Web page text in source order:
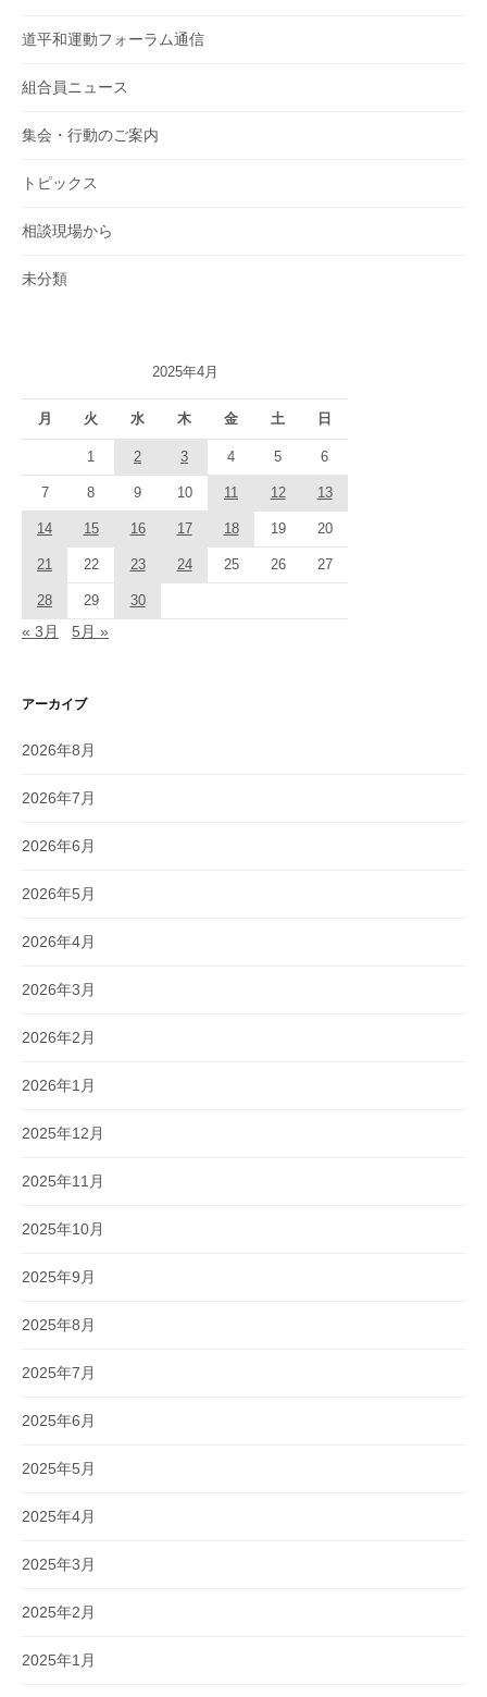
道平和運動フォーラム通信
組合員ニュース
集会・行動のご案内
トピックス
相談現場から
未分類
2025年4月
月 火 水 木 金 土 日
1 2 3 4 5 6
7 8 9 10 11 12 13
14 15 16 17 18 19 20
21 22 23 24 25 26 27
28 29 30
« 3月 5月 »
アーカイブ
2026年8月
2026年7月
2026年6月
2026年5月
2026年4月
2026年3月
2026年2月
2026年1月
2025年12月
2025年11月
2025年10月
2025年9月
2025年8月
2025年7月
2025年6月
2025年5月
2025年4月
2025年3月
2025年2月
2025年1月